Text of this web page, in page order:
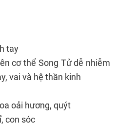
tay
cơ thể Song Tử dễ nhiễm
vai và hệ thần kinh
oải hương, quýt
con sóc